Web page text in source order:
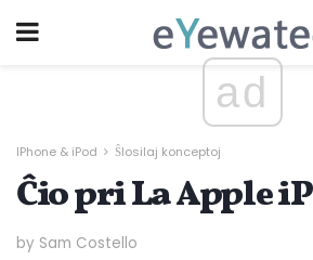
ad
IPhone & iPod Ŝlosilaj konceptoj
Ĉio pri La Apple
by Sam Costello